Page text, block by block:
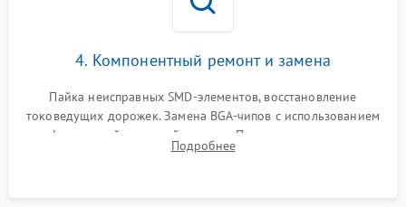
4. Компонентный ремонт и замена
Пайка неисправных SMD-элементов, восстановление
токоведущих дорожек. Замена BGA-чипов с использованием
инфракрасной паяльной станции. Прошивка микросхемы
BIOS или замена поврежденных портов USB
Подробнее